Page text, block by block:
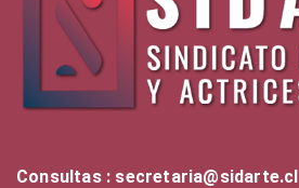
Consultas : secretaria@sidarte.cl